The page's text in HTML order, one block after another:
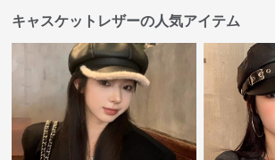
キャスケットレザーの人気アイテム